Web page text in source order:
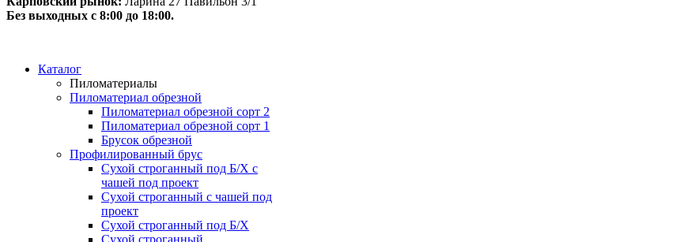
Без выходных с 8:00 до 18:00.
Каталог
Пиломатериалы
Пиломатериал обрезной
Пиломатериал обрезной сорт 2
Пиломатериал обрезной сорт 1
Брусок обрезной
Профилированный брус
Сухой строганный под Б/Х с
чашей под проект
Сухой строганный с чашей под
проект
Сухой строганный под Б/Х
Сухой строганный